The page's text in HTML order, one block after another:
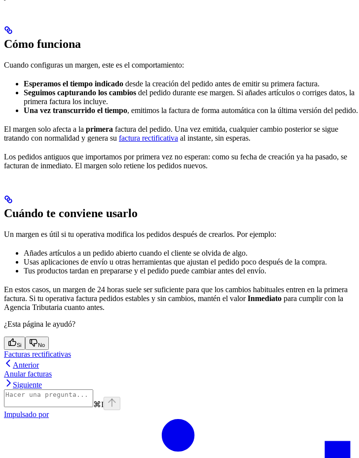
Cómo funciona
Cuando configuras un margen, este es el comportamiento:
Esperamos el tiempo indicado desde la creación del pedido antes de emitir su primera factura.
Seguimos capturando los cambios del pedido durante ese margen. Si añades artículos o corriges datos, la
primera factura los incluye.
Una vez transcurrido el tiempo, emitimos la factura de forma automática con la última versión del pedido.
El margen solo afecta a la primera factura del pedido. Una vez emitida, cualquier cambio posterior se sigue
tratando con normalidad y genera su factura rectificativa al instante, sin esperas.
Los pedidos antiguos que importamos por primera vez no esperan: como su fecha de creación ya ha pasado, se
facturan de inmediato. El margen solo retiene los pedidos nuevos.
Cuándo te conviene usarlo
Un margen es útil si tu operativa modifica los pedidos después de crearlos. Por ejemplo:
Añades artículos a un pedido abierto cuando el cliente se olvida de algo.
Usas aplicaciones de envío u otras herramientas que ajustan el pedido poco después de la compra.
Tus productos tardan en prepararse y el pedido puede cambiar antes del envío.
En estos casos, un margen de 24 horas suele ser suficiente para que los cambios habituales entren en la primera
factura. Si tu operativa factura pedidos estables y sin cambios, mantén el valorInmediato para cumplir con la
Agencia Tributaria cuanto antes.
¿Esta página le ayudó?
Si No
Facturas rectificativas
Anterior
Anular facturas
Siguiente
⌘I
Impulsado por